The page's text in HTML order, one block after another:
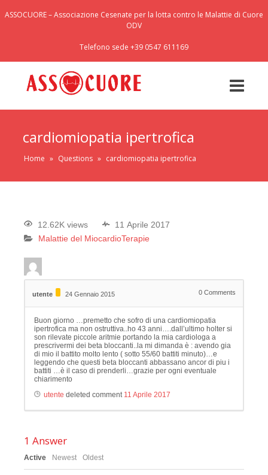
ASSOCUORE – Associazione Cesenate per la lotta contro le Malattie di Cuore
ODV
Telefono sede +39 0547 611169
cardiomiopatia ipertrofica
Home » Questions » cardiomiopatia ipertrofica
12.62K views
11 Aprile 2017
Malattie del MiocardioTerapie
utente 24 Gennaio 2015 0 Comments
Buon giorno …premetto che sofro di una cardiomiopatia
ipertrofica ma non ostruttiva..ho 43 anni….dall’ultimo holter si
son rilevate piccole aritmie portando la mia cardiologa a
prescrivermi dei beta bloccanti..la mi dimanda è : avendo gia
di mio il battito molto lento ( sotto 55/60 battiti minuto)…e
leggendo che questi beta bloccanti abbassano ancor di piu i
battiti …è il caso di prenderli…grazie per ogni eventuale
chiarimento
utente deleted comment 11 Aprile 2017
1 Answer
Active Newest Oldest